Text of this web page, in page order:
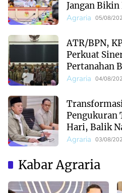
Jangan
Agraria 05/08/
ATR/BPN,
Perkuat
Pertanahan
Ekonomi
Agraria 04/08/
Pengukuran
Hari, Balik
Agraria 03/08/
Kabar Agraria